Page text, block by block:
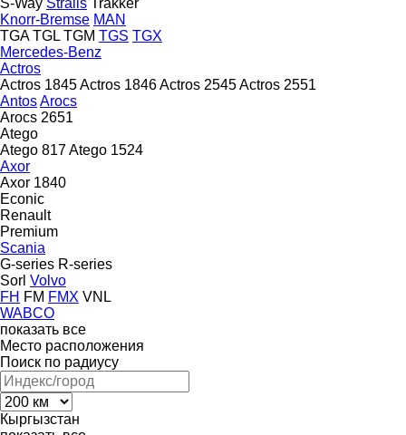
Knorr-Bremse MAN
TGA TGL TGM TGS TGX
Mercedes-Benz
Actros
Actros 1845Actros 1846Actros 2545Actros 2551
AntosArocs
Arocs 2651
Atego
Atego 817Atego 1524
Axor
Axor 1840
Econic
Renault
Premium
Scania
G-series R-series
Sorl Volvo
FH FM FMX VNL
WABCO
показать все
Место расположения
Поиск по радиусу
Кыргызстан